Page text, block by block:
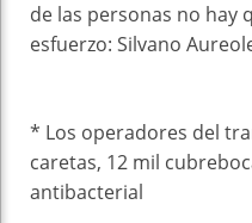
de las personas no hay
esfuerzo: Silvano
* Los operadores del
caretas, 12 mil
antibacterial